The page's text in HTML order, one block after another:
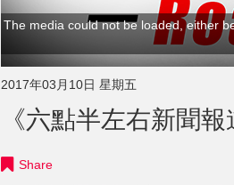
The media could not be loaded, either
2017年03月10日 星期五
《六點半左右新聞
Share